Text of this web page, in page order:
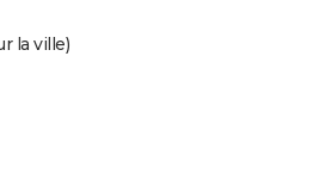
la ville)